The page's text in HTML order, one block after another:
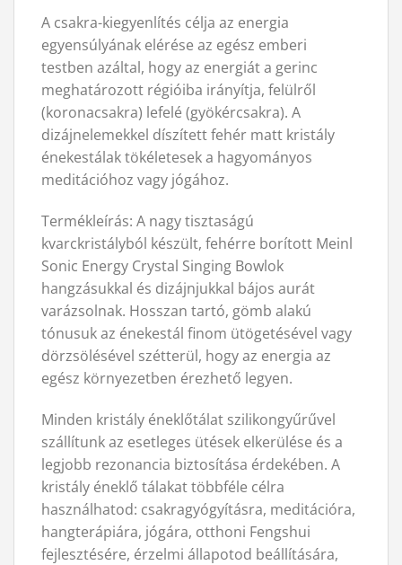
A csakra-kiegyenlítés célja az energia
egyensúlyának elérése az egész emberi
testben azáltal, hogy az energiát a gerinc
meghatározott régióiba irányítja, felülről
(koronacsakra) lefelé (gyökércsakra). A
dizájnelemekkel díszített fehér matt kristály
énekestálak tökéletesek a hagyományos
meditációhoz vagy jógához.
Termékleírás: A nagy tisztaságú
kvarckristályból készült, fehérre borított Meinl
Sonic Energy Crystal Singing Bowlok
hangzásukkal és dizájnjukkal bájos aurát
varázsolnak. Hosszan tartó, gömb alakú
tónusuk az énekestál finom ütögetésével vagy
dörzsölésével szétterül, hogy az energia az
egész környezetben érezhető legyen.
Minden kristály éneklőtálat szilikongyűrűvel
szállítunk az esetleges ütések elkerülése és a
legjobb rezonancia biztosítása érdekében. A
kristály éneklő tálakat többféle célra
használhatod: csakragyógyításra, meditációra,
hangterápiára, jógára, otthoni Fengshui
fejlesztésére, érzelmi állapotod beállítására,